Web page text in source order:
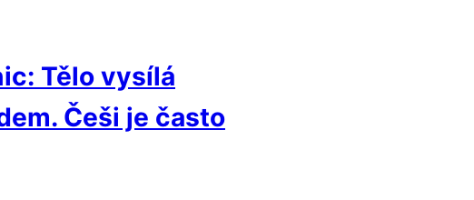
Tělo vysílá
Češi je často